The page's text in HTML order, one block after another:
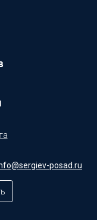
posad.ru